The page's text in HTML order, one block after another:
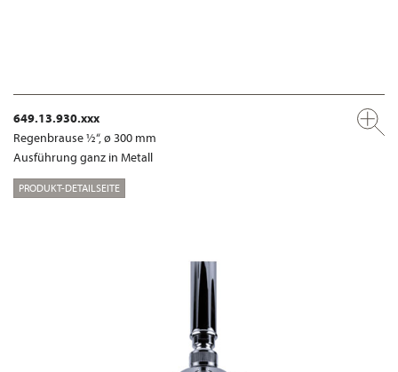
649.13.930.xxx
Regenbrause ½“, ø 300 mm
Ausführung ganz in Metall
PRODUKT-DETAILSEITE